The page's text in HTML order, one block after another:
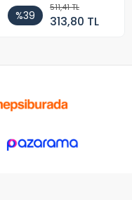
%39
511,41 TL
313,80 TL